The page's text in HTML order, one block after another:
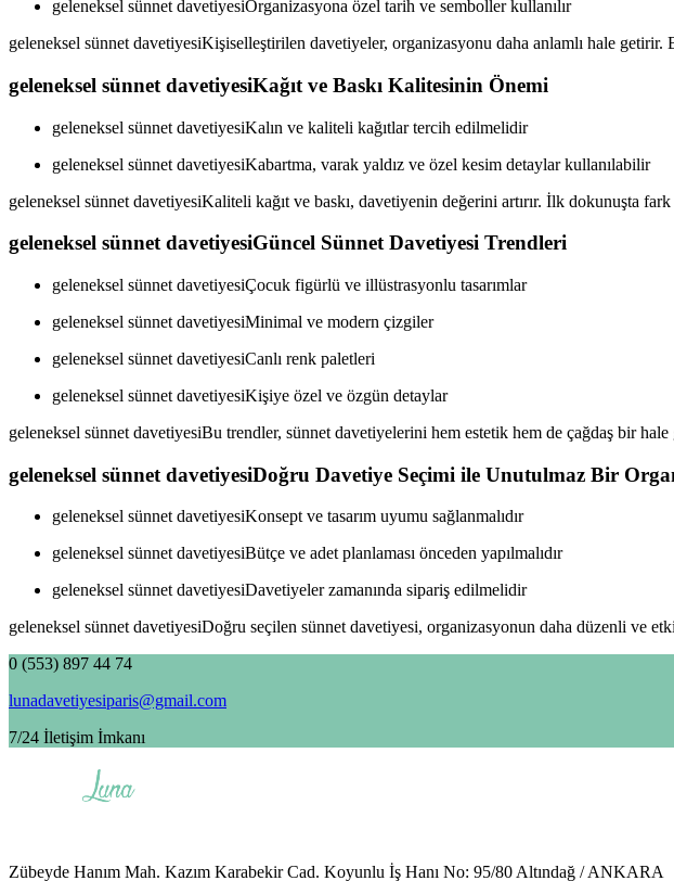
geleneksel sünnet davetiyesiOrganizasyona özel tarih ve semboller kullanılır
geleneksel sünnet davetiyesiKişiselleştirilen davetiyeler, organizasyonu daha anlamlı hale
geleneksel sünnet davetiyesiKağıt ve Baskı Kalitesinin Önemi
geleneksel sünnet davetiyesiKalın ve kaliteli kağıtlar tercih edilmelidir
geleneksel sünnet davetiyesiKabartma, varak yaldız ve özel kesim detaylar kullanılabilir
geleneksel sünnet davetiyesiKaliteli kağıt ve baskı, davetiyenin değerini artırır. İlk dokunuşta
geleneksel sünnet davetiyesiGüncel Sünnet Davetiyesi Trendleri
geleneksel sünnet davetiyesiÇocuk figürlü ve illüstrasyonlu tasarımlar
geleneksel sünnet davetiyesiMinimal ve modern çizgiler
geleneksel sünnet davetiyesiCanlı renk paletleri
geleneksel sünnet davetiyesiKişiye özel ve özgün detaylar
geleneksel sünnet davetiyesiBu trendler, sünnet davetiyelerini hem estetik hem de çağdaş bir
geleneksel sünnet davetiyesiDoğru Davetiye Seçimi ile Unutulmaz Bir
geleneksel sünnet davetiyesiKonsept ve tasarım uyumu sağlanmalıdır
geleneksel sünnet davetiyesiBütçe ve adet planlaması önceden yapılmalıdır
geleneksel sünnet davetiyesiDavetiyeler zamanında sipariş edilmelidir
geleneksel sünnet davetiyesiDoğru seçilen sünnet davetiyesi, organizasyonun daha düzenli ve
0 (553) 897 44 74
lunadavetiyesiparis@gmail.com
7/24 İletişim İmkanı
Zübeyde Hanım Mah. Kazım Karabekir Cad. Koyunlu İş Hanı No: 95/80 Altındağ / ANKARA